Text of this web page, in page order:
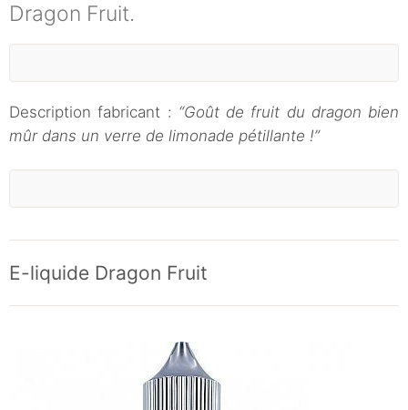
Dragon Fruit.
Description fabricant : “Goût de fruit du dragon bien
mûr dans un verre de limonade pétillante !”
E-liquide Dragon Fruit